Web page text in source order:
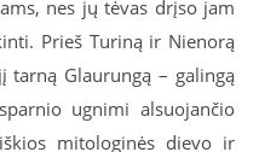
nes jų tėvas drįso jam
Prieš Turiną ir Nienorą
tarną Glaurungą – galingą
ugnimi alsuojančio
mitologinės dievo ir